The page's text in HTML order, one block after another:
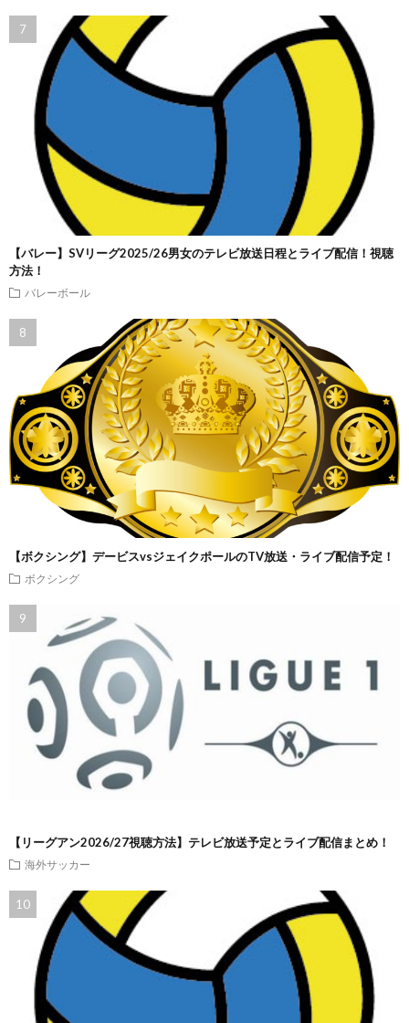
【バレー】SVリーグ2025/26男女のテレビ放送日程とライブ配信！視聴
方法！
バレーボール
【ボクシング】デービスvsジェイクポールのTV放送・ライブ配信予定！
ボクシング
【リーグアン2026/27視聴方法】テレビ放送予定とライブ配信まとめ！
海外サッカー